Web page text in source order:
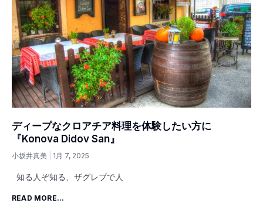
ディープなクロアチア料理を体験したい方に
『Konova Didov San』
小坂井真美 1月 7, 2025
知る人ぞ知る、ザグレブで人
READ MORE...